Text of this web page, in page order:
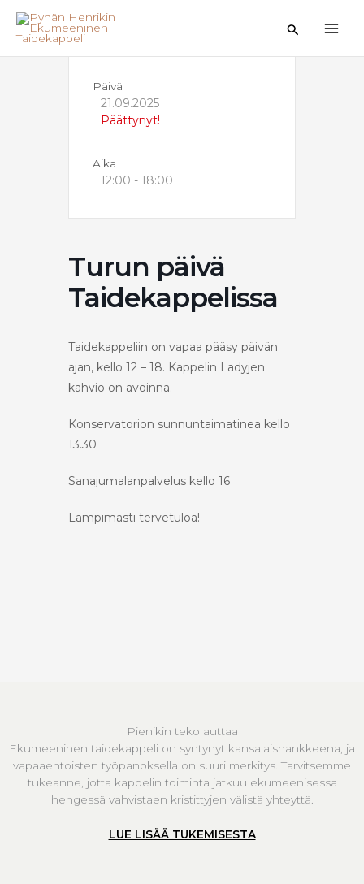
sisältöön
Hae
Päivä
21.09.2025
Päättynyt!
Aika
12:00 - 18:00
Turun päivä
Taidekappelissa
Taidekappeliin on vapaa pääsy päivän
ajan, kello 12 – 18. Kappelin Ladyjen
kahvio on avoinna.
Konservatorion sunnuntaimatinea kello
13.30
Sanajumalanpalvelus kello 16
Lämpimästi tervetuloa!
Pienikin teko auttaa
Ekumeeninen taidekappeli on syntynyt kansalaishankkeena, ja
vapaaehtoisten työpanoksella on suuri merkitys. Tarvitsemme
tukeanne, jotta kappelin toiminta jatkuu ekumeenisessa
hengessä vahvistaen kristittyjen välistä yhteyttä.
LUE LISÄÄ TUKEMISESTA